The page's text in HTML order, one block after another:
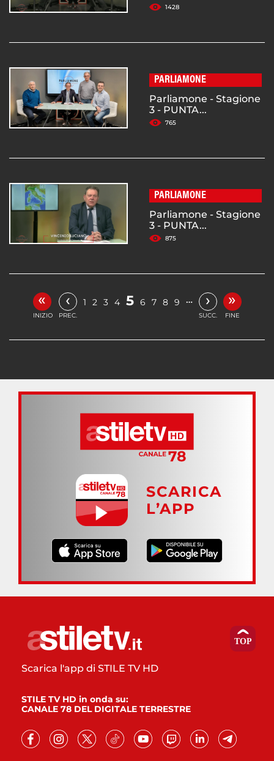
1428
PARLIAMONE
Parliamone - Stagione
3 - PUNTA...
765
PARLIAMONE
Parliamone - Stagione
3 - PUNTA...
875
«
INIZIO
‹
PREC.
1 2 3 4 5 6 7 8 9 … ›
SUCC.
»
FINE
SCARICA
L’APP
Scarica l'app di STILE TV HD
STILE TV HD in onda su:
CANALE 78 DEL DIGITALE TERRESTRE